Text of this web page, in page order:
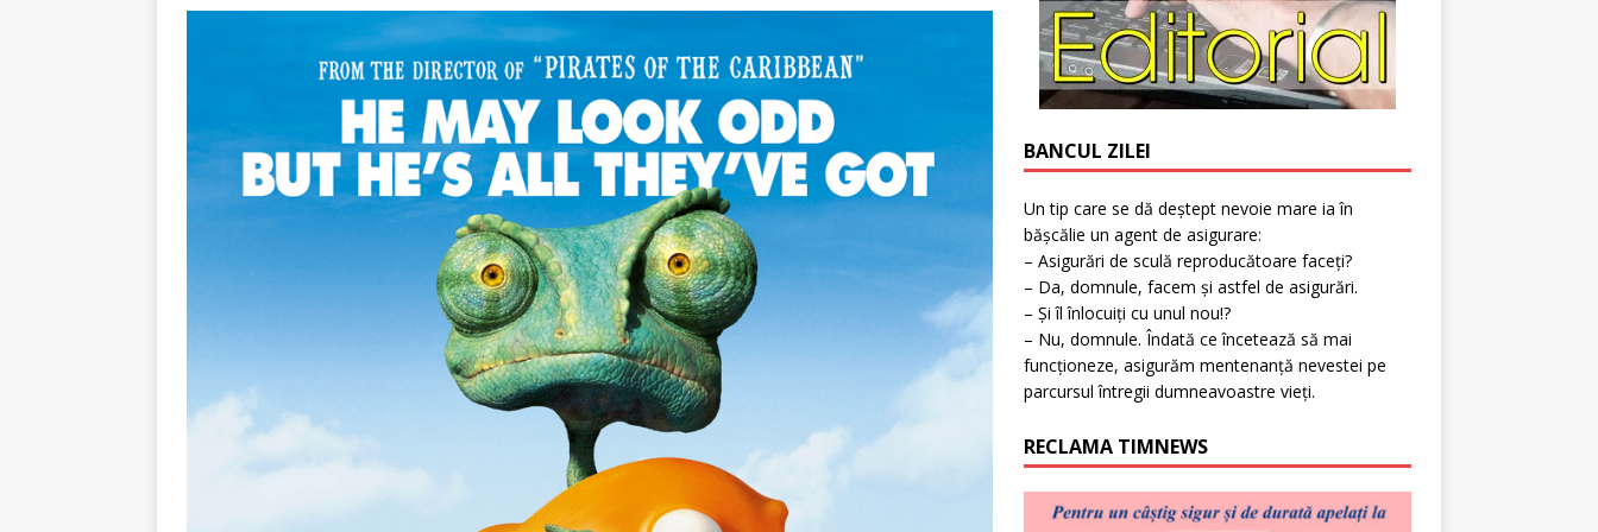
BANCUL ZILEI
Un tip care se dă deștept nevoie mare ia în
bășcălie un agent de asigurare:
– Asigurări de sculă reproducătoare faceți?
– Da, domnule, facem și astfel de asigurări.
– Și îl înlocuiți cu unul nou!?
– Nu, domnule. Îndată ce încetează să mai
funcționeze, asigurăm mentenanță nevestei pe
parcursul întregii dumneavoastre vieți.
RECLAMA TIMNEWS